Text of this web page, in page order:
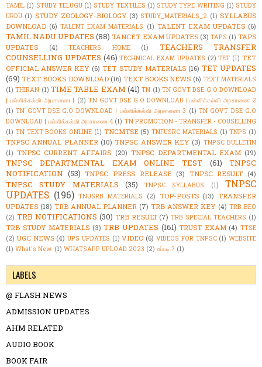
TAMIL (1) STUDY TELUGU (1) STUDY TEXTILES (1) STUDY TYPE WRITING (1) STUDY
URDU (1) STUDY ZOOLOGY-BIOLOGY (3) STUDY_MATERIALS_2 (1) SYLLABUS
DOWNLOAD (6) TALENT EXAM MATERIALS (1) TALENT EXAM UPDATES (6)
TAMIL NADU UPDATES (88) TANCET EXAM UPDATES (3) TAPS (1) TAPS
UPDATES
(4) TEACHERS HOME (1)
TEACHERS TRANSFER
COUNSELLING UPDATES (46) TECHNICAL EXAM UPDATES (2) TET (1) TET
OFFICIAL ANSWER KEY (6) TET STUDY MATERIALS (16) TET UPDATES
(69) TEXT BOOKS DOWNLOAD (16) TEXT BOOKS NEWS (6) TEXT MATERIALS
(1) THIRAN (1) TIME TABLE EXAM (41) TN (1) TN GOVT DSE G.O DOWNLOAD
| பள்ளிக்கல்வி அரசாணை 1 (2) TN GOVT DSE G.O DOWNLOAD | பள்ளிக்கல்வி அரசாணை 2
(1) TN GOVT DSE G.O DOWNLOAD | பள்ளிக்கல்வி அரசாணை 3 (1) TN GOVT DSE G.O
DOWNLOAD | பள்ளிக்கல்வி அரசாணை 4 (1) TN PROMOTION - TRANSFER - COUSELLING
(1) TN TEXT BOOKS ONLINE (1) TNCMTSE (5) TNFUSRC MATERIALS (1) TNPS (1)
TNPSC ANNUAL PLANNER (10) TNPSC ANSWER KEY (3) TNPSC BULLETIN
(1) TNPSC CURRENT AFFAIRS (20) TNPSC DEPARTMENTAL EXAM (19)
TNPSC DEPARTMENTAL EXAM ONLINE TEST (61)
TNPSC
NOTIFICATION (53) TNPSC PRESS RELEASE (3) TNPSC RESULT (4)
TNPSC STUDY MATERIALS (35) TNPSC SYLLABUS (1)
TNPSC
UPDATES (196) TNUSRB MATERIALS (2) TOP-POSTS (13) TRANSFER
UPDATES (18) TRB ANNUAL PLANNER (7) TRB ANSWER KEY (4) TRB BEO
(2) TRB NOTIFICATIONS (30) TRB RESULT (7) TRB SPECIAL TEACHERS (1)
TRB STUDY MATERIALS (3) TRB UPDATES (161) TRUST EXAM (4) TTSE
(2) UGC NEWS (4) UPS UPDATES (1) VIDEO (6) VIDEOS FOR TNPSC (1) WEBSITE
(1) What's New. (1) WHATSAPP UPLOAD 2023 (2) எப்படி ? (1)
LABELS
@ FLASH NEWS
ADMISSION UPDATES
AHM RELATED
AUDIO BOOK
BOOK FAIR